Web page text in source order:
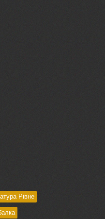
Рівне